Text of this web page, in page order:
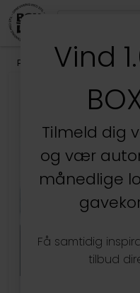
Produkter /Køkken /
Kun hos BOXdeLUX
Vind
Tilmeld dig
og vær
månedlige
Få samtidig
tilbud